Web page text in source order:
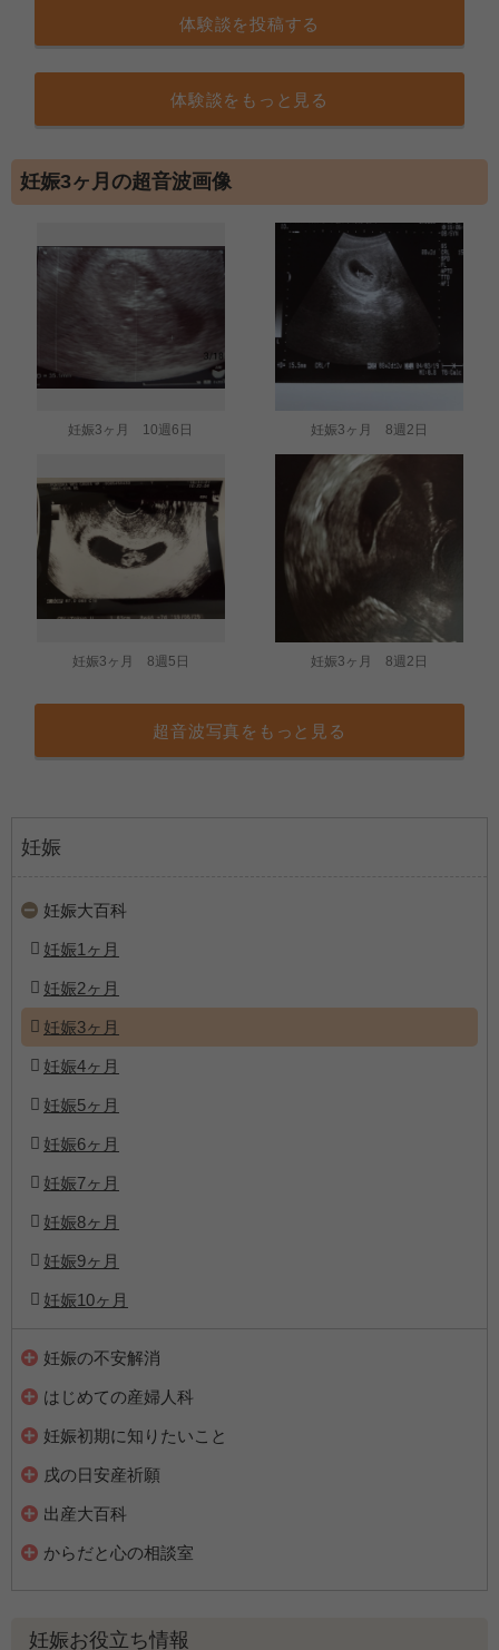
体験談を投稿する
体験談をもっと見る
妊娠3ヶ月の超音波画像
妊娠3ヶ月 10週6日 妊娠3ヶ月 8週2日
妊娠3ヶ月 8週5日 妊娠3ヶ月 8週2日
超音波写真をもっと見る
妊娠
妊娠大百科
妊娠1ヶ月
妊娠2ヶ月
妊娠3ヶ月
妊娠4ヶ月
妊娠5ヶ月
妊娠6ヶ月
妊娠7ヶ月
妊娠8ヶ月
妊娠9ヶ月
妊娠10ヶ月
妊娠の不安解消
はじめての産婦人科
妊娠初期に知りたいこと
戌の日安産祈願
出産大百科
からだと心の相談室
妊娠お役立ち情報